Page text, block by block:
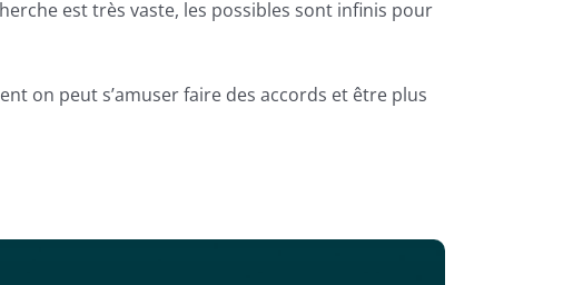
est très vaste, les possibles sont infinis pour
on peut s’amuser faire des accords et être plus